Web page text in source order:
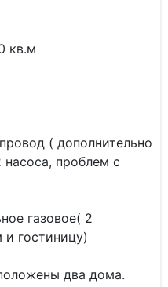
кв.м
( дoполнительно
проблем с
газовое( 2
и гостиницу)
два дома.